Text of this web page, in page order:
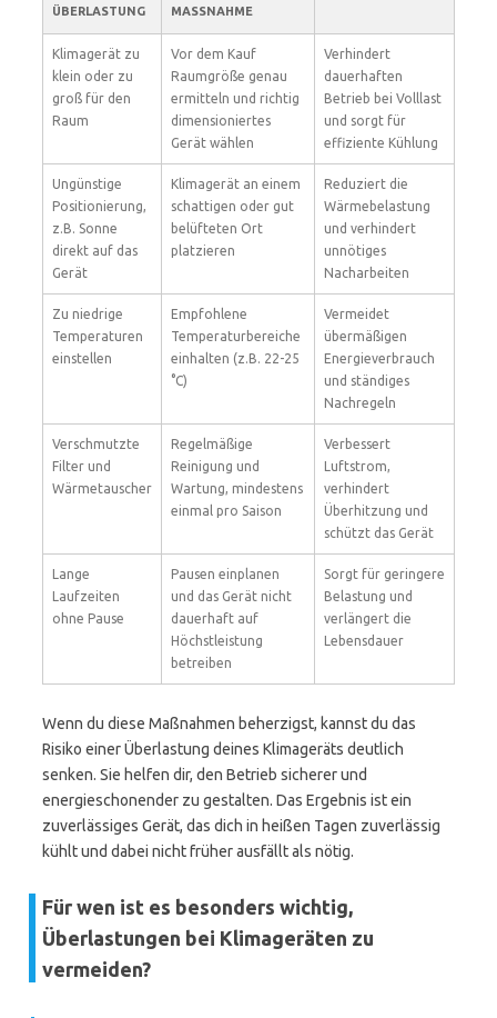
ÜBERLASTUNG
MASSNAHME
Klimagerät zu
klein oder zu
groß für den
Raum
Vor dem Kauf
Raumgröße genau
ermitteln und richtig
dimensioniertes
Gerät wählen
Verhindert
dauerhaften
Betrieb bei Volllast
und sorgt für
effiziente Kühlung
Ungünstige
Positionierung,
z.B. Sonne
direkt auf das
Gerät
Klimagerät an einem
schattigen oder gut
belüfteten Ort
platzieren
Reduziert die
Wärmebelastung
und verhindert
unnötiges
Nacharbeiten
Zu niedrige
Temperaturen
einstellen
Empfohlene
Temperaturbereiche
einhalten (z.B. 22-25
°C)
Vermeidet
übermäßigen
Energieverbrauch
und ständiges
Nachregeln
Verschmutzte
Filter und
Wärmetauscher
Regelmäßige
Reinigung und
Wartung, mindestens
einmal pro Saison
Verbessert
Luftstrom,
verhindert
Überhitzung und
schützt das Gerät
Lange
Laufzeiten
ohne Pause
Pausen einplanen
und das Gerät nicht
dauerhaft auf
Höchstleistung
betreiben
Sorgt für geringere
Belastung und
verlängert die
Lebensdauer
Wenn du diese Maßnahmen beherzigst, kannst du das
Risiko einer Überlastung deines Klimageräts deutlich
senken. Sie helfen dir, den Betrieb sicherer und
energieschonender zu gestalten. Das Ergebnis ist ein
zuverlässiges Gerät, das dich in heißen Tagen zuverlässig
kühlt und dabei nicht früher ausfällt als nötig.
Für wen ist es besonders wichtig,
Überlastungen bei Klimageräten zu
vermeiden?